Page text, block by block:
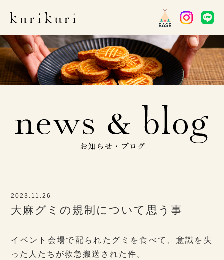
2023.11.26
大麻グミの規制について思う事
イベント会場で配られたグミを食べて、意識を失
った人たちが救急搬送された件。